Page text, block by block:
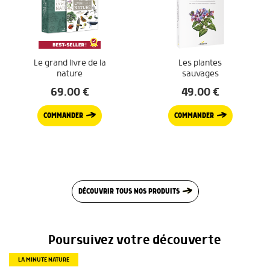
Le grand livre de la
nature
69.00€
COMMANDER
Les plantes
sauvages
49.00€
COMMANDER
DÉCOUVRIR TOUS NOS PRODUITS
Poursuivez votre découverte
LA MINUTE NATURE